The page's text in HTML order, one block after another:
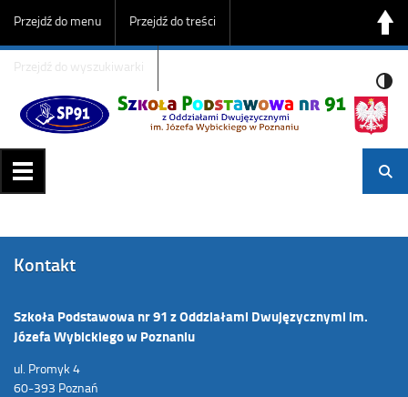
Przejdź do menu Przejdź do treści
Przejdź do wyszukiwarki
Kontakt
Szkoła Podstawowa nr 91 z Oddziałami Dwujęzycznymi im.
Józefa Wybickiego w Poznaniu
ul. Promyk 4
60-393 Poznań